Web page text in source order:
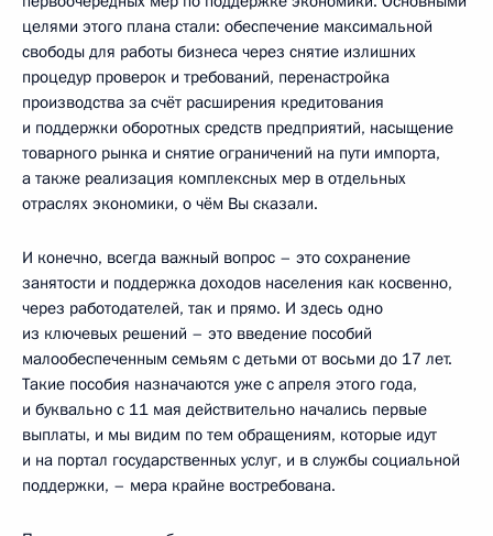
целями этого плана стали: обеспечение максимальной
свободы для работы бизнеса через снятие излишних
процедур проверок и требований, перенастройка
производства за счёт расширения кредитования
и поддержки оборотных средств предприятий, насыщение
товарного рынка и снятие ограничений на пути импорта,
а также реализация комплексных мер в отдельных
отраслях экономики, о чём Вы сказали.
И конечно, всегда важный вопрос – это сохранение
занятости и поддержка доходов населения как косвенно,
через работодателей, так и прямо. И здесь одно
из ключевых решений – это введение пособий
малообеспеченным семьям с детьми от восьми до 17 лет.
Такие пособия назначаются уже с апреля этого года,
и буквально с 11 мая действительно начались первые
выплаты, и мы видим по тем обращениям, которые идут
и на портал государственных услуг, и в службы социальной
поддержки, – мера крайне востребована.